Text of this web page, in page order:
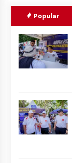
Popular